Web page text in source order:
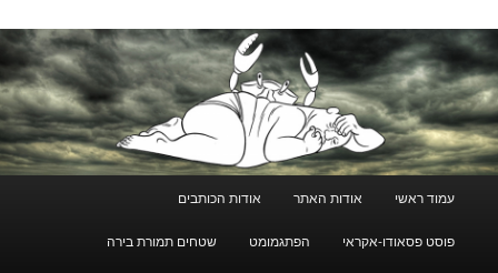
עמוד ראשי אודות האתר אודות הכותבים
פוסט פסאודו-אקראי הפתגמומט שטחים תמורת בירה